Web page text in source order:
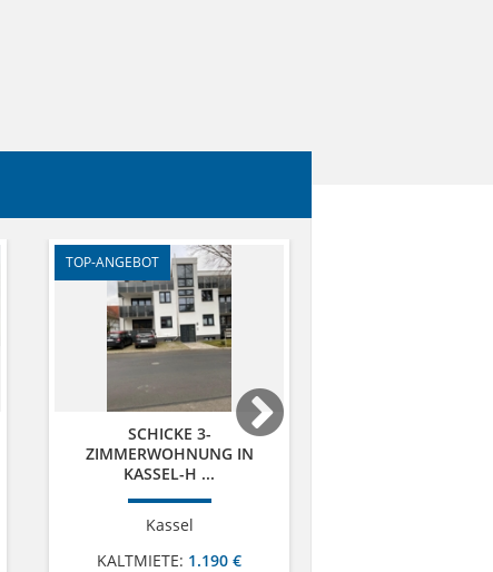
TOP-ANGEBOT
SCHICKE 3-
ZIMMERWOHNUNG IN
KASSEL-H ...
Kassel
KALTMIETE: 1.190 €